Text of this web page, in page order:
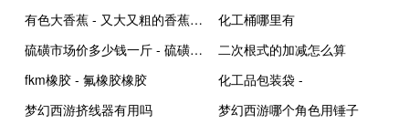
有色大香蕉 - 又大又粗的香蕉是什么品种
化工桶哪里有
硫磺市场价多少钱一斤 - 硫磺块多少钱一吨
二次根式的加减怎么算
fkm橡胶 - 氟橡胶橡胶
化工品包装袋 -
梦幻西游挤线器有用吗
梦幻西游哪个角色用锤子